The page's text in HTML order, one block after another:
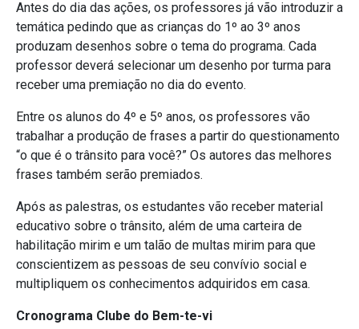
Antes do dia das ações, os professores já vão introduzir a
temática pedindo que as crianças do 1º ao 3º anos
produzam desenhos sobre o tema do programa. Cada
professor deverá selecionar um desenho por turma para
receber uma premiação no dia do evento.
Entre os alunos do 4º e 5º anos, os professores vão
trabalhar a produção de frases a partir do questionamento
“o que é o trânsito para você?” Os autores das melhores
frases também serão premiados.
Após as palestras, os estudantes vão receber material
educativo sobre o trânsito, além de uma carteira de
habilitação mirim e um talão de multas mirim para que
conscientizem as pessoas de seu convívio social e
multipliquem os conhecimentos adquiridos em casa.
Cronograma Clube do Bem-te-vi